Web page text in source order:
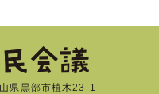
県黒部市植木23-1